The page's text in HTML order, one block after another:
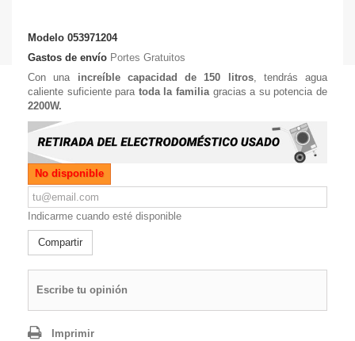
Modelo 053971204
Gastos de envío Portes Gratuitos
Con una increíble capacidad de 150 litros, tendrás agua
caliente suficiente paratoda la familiagracias a su potencia de
2200W.
No disponible
Indicarme cuando esté disponible
Compartir
Escribe tu opinión
Imprimir